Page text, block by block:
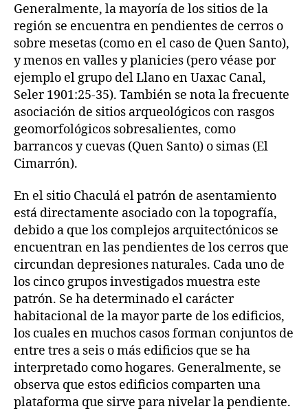
Generalmente, la mayoría de los sitios de la
región se encuentra en pendientes de cerros o
sobre mesetas (como en el caso de Quen Santo),
y menos en valles y planicies (pero véase por
ejemplo el grupo del Llano en Uaxac Canal,
Seler 1901:25-35). También se nota la frecuente
asociación de sitios arqueológicos con rasgos
geomorfológicos sobresalientes, como
barrancos y cuevas (Quen Santo) o simas (El
Cimarrón).
En el sitio Chaculá el patrón de asentamiento
está directamente asociado con la topografía,
debido a que los complejos arquitectónicos se
encuentran en las pendientes de los cerros que
circundan depresiones naturales. Cada uno de
los cinco grupos investigados muestra este
patrón. Se ha determinado el carácter
habitacional de la mayor parte de los edificios,
los cuales en muchos casos forman conjuntos de
entre tres a seis o más edificios que se ha
interpretado como hogares. Generalmente, se
observa que estos edificios comparten una
plataforma que sirve para nivelar la pendiente.